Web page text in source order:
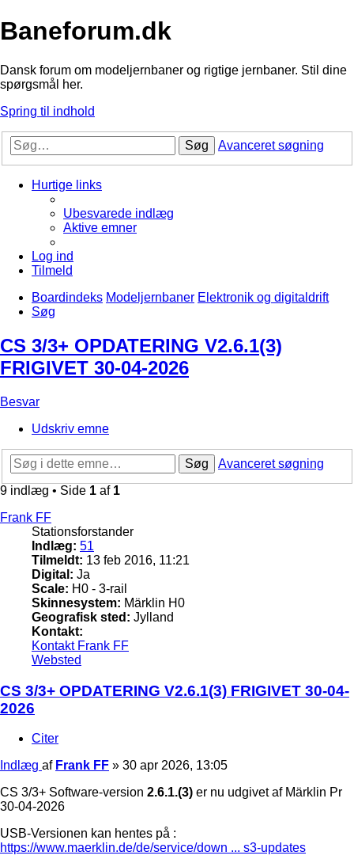
Baneforum.dk
Dansk forum om modeljernbaner og rigtige jernbaner. Stil dine
spørgsmål her.
Spring til indhold
Søg Avanceret søgning
Hurtige links
Ubesvarede indlæg
Aktive emner
Log ind
Tilmeld
Boardindeks Modeljernbaner Elektronik og digitaldrift
Søg
CS 3/3+ OPDATERING V2.6.1(3)
FRIGIVET 30-04-2026
Besvar
Udskriv emne
Søg
Avanceret søgning
9 indlæg • Side 1 af 1
Frank FF
Stationsforstander
Indlæg: 51
Tilmeldt: 13 feb 2016, 11:21
Digital: Ja
Scale: H0 - 3-rail
Skinnesystem: Märklin H0
Geografisk sted: Jylland
Kontakt:
Kontakt Frank FF
Websted
CS 3/3+ OPDATERING V2.6.1(3) FRIGIVET 30-04-
2026
Citer
Indlæg af Frank FF » 30 apr 2026, 13:05
CS 3/3+ Software-version 2.6.1.(3) er nu udgivet af Märklin Pr
30-04-2026
USB-Versionen kan hentes på :
https://www.maerklin.de/de/service/down ... s3-updates